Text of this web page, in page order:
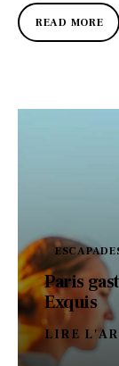
READ MORE
Paris
Exquis
LIRE